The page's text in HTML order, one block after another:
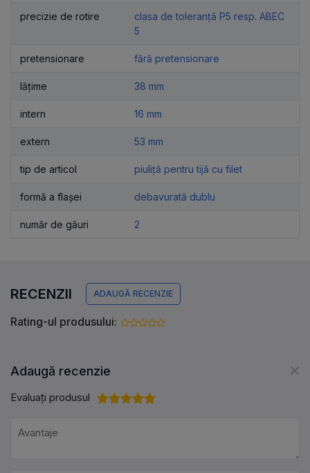
precizie de rotire
clasa de toleranță P5 resp. ABEC
5
pretensionare fără pretensionare
lățime 38 mm
intern 16 mm
extern 53 mm
tip de articol piuliță pentru tijă cu filet
formă a flașei debavurată dublu
număr de găuri 2
RECENZII ADAUGĂ RECENZIE
Rating-ul produsului:
Adaugă recenzie
Evaluați produsul